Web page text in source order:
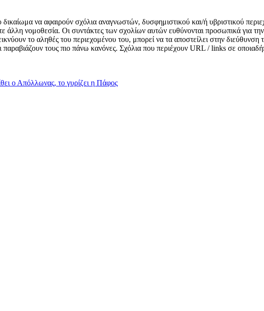
να αφαιρούν σχόλια αναγνωστών, δυσφημιστικού και/ή υβριστικού
άλλη νομοθεσία. Οι συντάκτες των σχολίων αυτών ευθύνονται προσωπικά για
το αληθές του περιεχομένου του, μπορεί να τα αποστείλει στην
τους πιο πάνω κανόνες. Σχόλια που περιέχουν URL / links σε
ο Απόλλωνας, το γυρίζει η Πάφος